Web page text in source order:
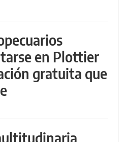
en Plottier
gratuita que